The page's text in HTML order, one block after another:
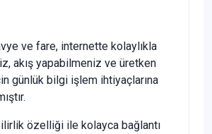
ve fare, internette kolaylıkla
akış yapabilmeniz ve üretken
günlük bilgi işlem ihtiyaçlarına
özelliği ile kolayca bağlantı